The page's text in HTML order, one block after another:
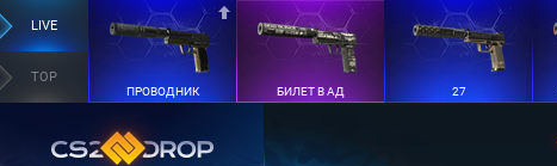
LIVE
TOP
ПРОВОДНИК БИЛЕТ В АД 27